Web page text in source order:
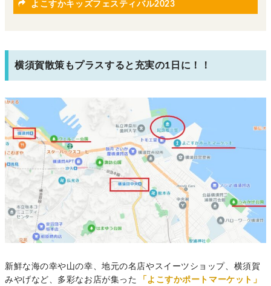
よこすかキッズフェスティバル2023
横須賀散策もプラスすると充実の1日に！！
新鮮な海の幸や山の幸、地元の名店やスイーツショップ、横須賀
みやげなど、多彩なお店が集った
「よこすかポートマーケット」